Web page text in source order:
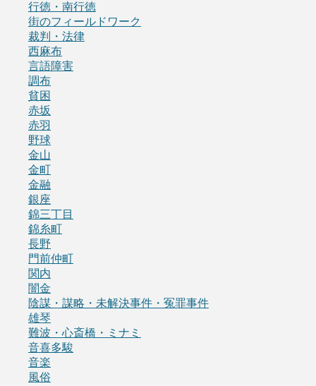
行徳・南行徳
街のフィールドワーク
裁判・法律
西麻布
言語障害
調布
貧困
赤坂
赤羽
野球
金山
金町
金融
銀座
錦三丁目
錦糸町
長野
門前仲町
関内
闇金
陰謀・謀略・未解決事件・冤罪事件
雄琴
難波・心斎橋・ミナミ
音喜多駿
音楽
風俗